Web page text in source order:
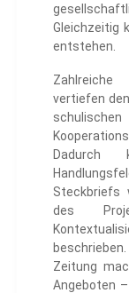
Gleichzeitig
entstehen.
Zahlreiche
vertiefen
Dadurch
Steckbriefs
des
Zeitung
Angeboten